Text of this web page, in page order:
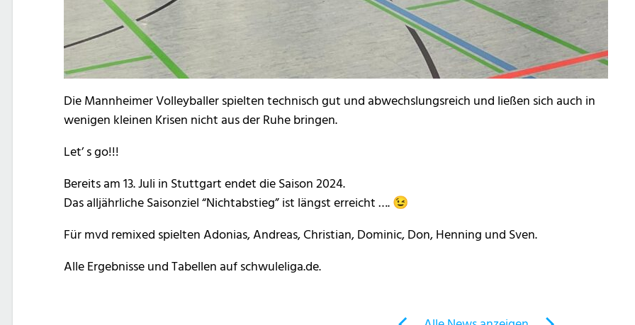
Die Mannheimer Volleyballer spielten technisch gut und abwechslungsreich und ließen sich auch in
wenigen kleinen Krisen nicht aus der Ruhe bringen.
Let’ s go!!!
Bereits am 13. Juli in Stuttgart endet die Saison 2024.
Das alljährliche Saisonziel “Nichtabstieg” ist längst erreicht …. 😉
Für mvd remixed spielten Adonias, Andreas, Christian, Dominic, Don, Henning und Sven.
Alle Ergebnisse und Tabellen auf schwuleliga.de.